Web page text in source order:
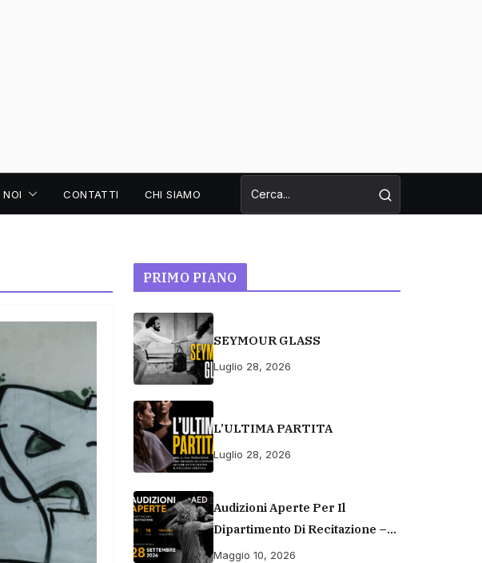
CONTATTI CHI SIAMO
PRIMO PIANO
SEYMOUR GLASS
Luglio 28, 2026
L’ULTIMA PARTITA
Luglio 28, 2026
Audizioni Aperte Per Il
Dipartimento Di Recitazione –
Accademia Europea Di Danza
Maggio 10, 2026